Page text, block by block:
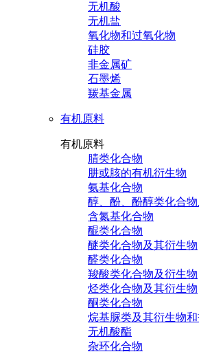
无机酸
无机盐
氧化物和过氧化物
硅胶
非金属矿
石墨烯
羰基金属
有机原料
有机原料
腈类化合物
肼或胲的有机衍生物
氨基化合物
醇、酚、酚醇类化合
含氮基化合物
醌类化合物
醚类化合物及其衍生物
醛类化合物
羧酸类化合物及衍生物
烃类化合物及其衍生物
酮类化合物
烷基脲类及其衍生物和
无机酸酯
杂环化合物